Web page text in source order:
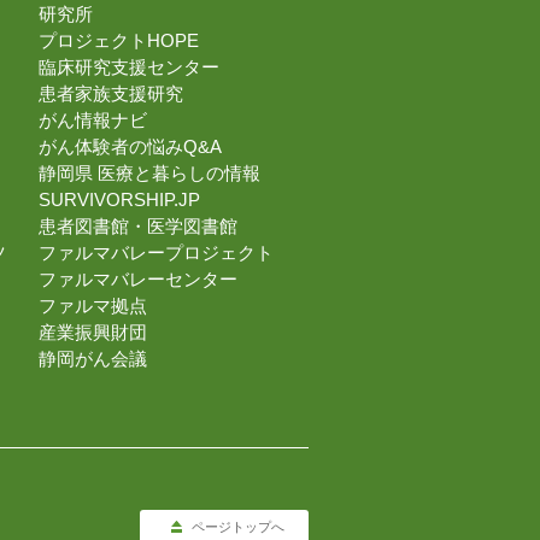
研究所
プロジェクトHOPE
臨床研究支援センター
患者家族支援研究
がん情報ナビ
がん体験者の悩みQ&A
静岡県 医療と暮らしの情報
SURVIVORSHIP.JP
患者図書館・医学図書館
ファルマバレープロジェクト
ファルマバレーセンター
ファルマ拠点
産業振興財団
静岡がん会議
ページトップへ